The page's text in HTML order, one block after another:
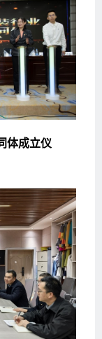
体成立仪